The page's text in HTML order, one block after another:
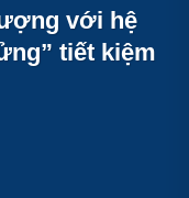
với hệ
tiết kiệm